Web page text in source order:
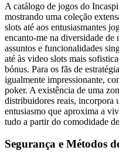
A catálogo de jogos do
mostrando uma coleção
slots até aos entusiasmantes
encanto-me na diversidade de
assuntos e funcionalidades
até às video slots mais
bónus. Para os fãs de
igualmente impressionante,
poker. A existência de uma
distribuidores reais, incorpora
entusiasmo que aproxima a
tudo a partir do comodidade
Segurança e Métodos